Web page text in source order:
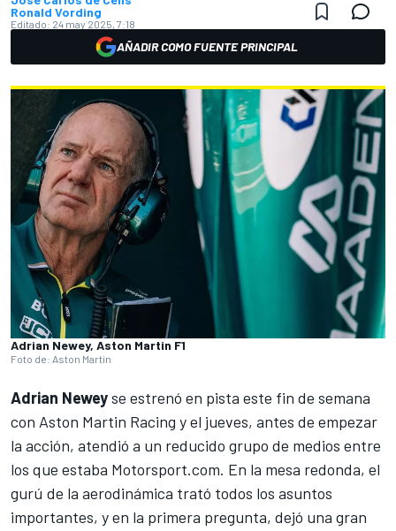
Ronald Vording
Editado: 24 may 2025, 7:18
AÑADIR COMO FUENTE PRINCIPAL
Adrian Newey, Aston Martin F1
Foto de: Aston Martin
Adrian Neweyse estrenó en pista este fin de semana
con Aston Martin Racing y el jueves, antes de empezar
la acción, atendió a un reducido grupo de medios entre
los que estaba Motorsport.com. En la mesa redonda, el
gurú de la aerodinámica trató todos los asuntos
importantes, y en la primera pregunta, dejó una gran